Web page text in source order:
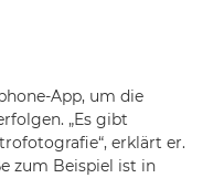
App, um die
„Es gibt
erklärt er.
zum Beispiel ist in